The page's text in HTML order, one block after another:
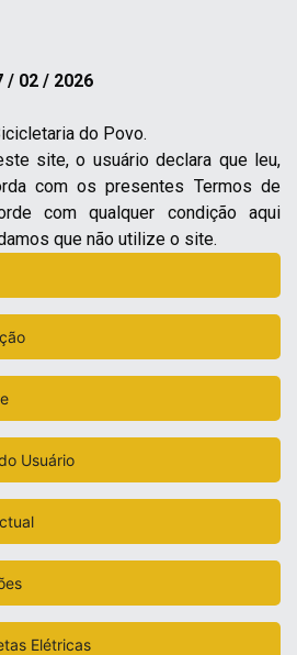
/ 02 / 2026
do Povo.
site, o usuário declara que leu,
com os presentes Termos de
com qualquer condição aqui
que não utilize o site.
Usuário
Elétricas